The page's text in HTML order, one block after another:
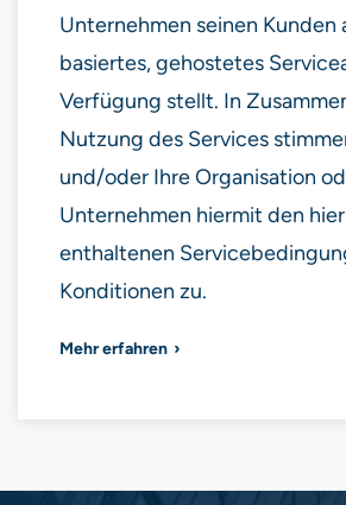
Unternehmen seinen Kunden
basiertes, gehostetes
Verfügung stellt. In
Nutzung des Services
und/oder Ihre Organisation
Unternehmen hiermit den
enthaltenen
Konditionen zu.
Mehr erfahren